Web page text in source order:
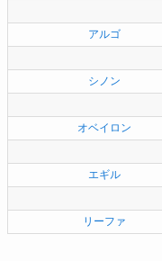
アルゴ
シノン
オベイロン
エギル
リーファ